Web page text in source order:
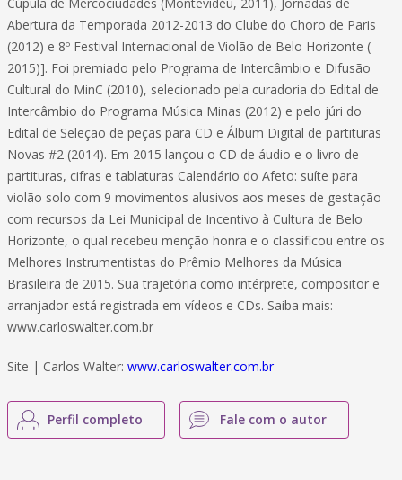
Abertura da Temporada 2012-2013 do Clube do Choro de Paris
(2012) e 8º Festival Internacional de Violão de Belo Horizonte (
2015)]. Foi premiado pelo Programa de Intercâmbio e Difusão
Cultural do MinC (2010), selecionado pela curadoria do Edital de
Intercâmbio do Programa Música Minas (2012) e pelo júri do
Edital de Seleção de peças para CD e Álbum Digital de partituras
Novas #2 (2014). Em 2015 lançou o CD de áudio e o livro de
partituras, cifras e tablaturas Calendário do Afeto: suíte para
violão solo com 9 movimentos alusivos aos meses de gestação
com recursos da Lei Municipal de Incentivo à Cultura de Belo
Horizonte, o qual recebeu menção honra e o classificou entre os
Melhores Instrumentistas do Prêmio Melhores da Música
Brasileira de 2015. Sua trajetória como intérprete, compositor e
arranjador está registrada em vídeos e CDs. Saiba mais:
www.carloswalter.com.br
Site | Carlos Walter: www.carloswalter.com.br
Perfil completo Fale com o autor